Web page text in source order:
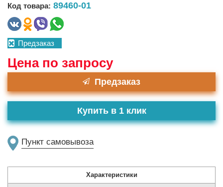
Код товара: 89460-01
Предзаказ
Цена по запросу
Предзаказ
Пункт самовывоза
Купить в 1 клик
Характеристики